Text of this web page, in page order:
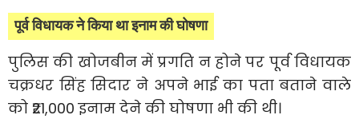
पूर्व विधायक ने किया था इनाम की घोषणा
पुलिस की खोजबीन में प्रगति न होने पर पूर्व विधायक
चक्रधर सिंह सिदार ने अपने भाई का पता बताने वाले
को ₹21,000 इनाम देने की घोषणा भी की थी।